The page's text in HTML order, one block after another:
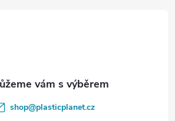
shop@plasticplanet.cz